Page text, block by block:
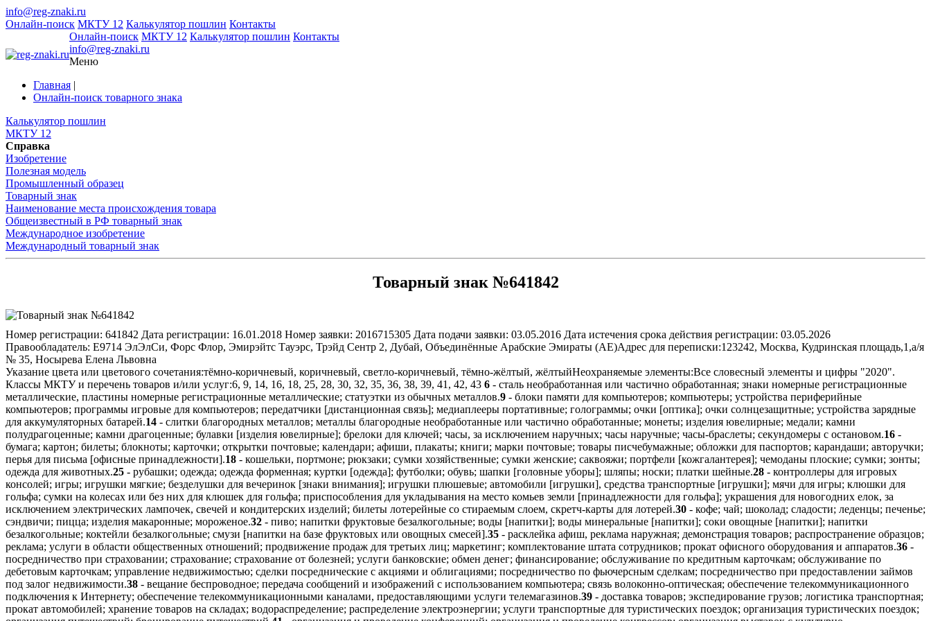
info@reg-znaki.ru
Онлайн-поиск МКТУ 12 Калькулятор пошлин Контакты
Онлайн-поиск МКТУ 12 Калькулятор пошлин Контакты
info@reg-znaki.ru
Меню
Главная |
Онлайн-поиск товарного знака
Калькулятор пошлин
МКТУ 12
Справка
Изобретение
Полезная модель
Промышленный образец
Товарный знак
Наименование места происхождения товара
Общеизвестный в РФ товарный знак
Международное изобретение
Международный товарный знак
Товарный знак №641842
Номер регистрации: 641842 Дата регистрации: 16.01.2018 Номер заявки: 2016715305 Дата подачи заявки: 03.05.2016 Дата истечения срока действия регистрации: 03.05.2026
Правообладатель: Е9714 ЭлЭлСи, Форс Флор, Эмирэйтс Тауэрс, Трэйд Сентр 2, Дубай, Объединённые Арабские Эмираты (AE)Адрес для переписки:123242, Москва, Кудринская площадь,1,а/я
№ 35, Носырева Елена Львовна
Указание цвета или цветового сочетания:тёмно-коричневый, коричневый, светло-коричневый, тёмно-жёлтый, жёлтыйНеохраняемые элементы:Все словесный элементы и цифры "2020".
Классы МКТУ и перечень товаров и/или услуг:6, 9, 14, 16, 18, 25, 28, 30, 32, 35, 36, 38, 39, 41, 42, 43 6 - сталь необработанная или частично обработанная; знаки номерные регистрационные
металлические, пластины номерные регистрационные металлические; статуэтки из обычных металлов.9 - блоки памяти для компьютеров; компьютеры; устройства периферийные
компьютеров; программы игровые для компьютеров; передатчики [дистанционная связь]; медиаплееры портативные; голограммы; очки [оптика]; очки солнцезащитные; устройства зарядные
для аккумуляторных батарей.14 - слитки благородных металлов; металлы благородные необработанные или частично обработанные; монеты; изделия ювелирные; медали; камни
полудрагоценные; камни драгоценные; булавки [изделия ювелирные]; брелоки для ключей; часы, за исключением наручных; часы наручные; часы-браслеты; секундомеры с остановом.16 -
бумага; картон; билеты; блокноты; карточки; открытки почтовые; календари; афиши, плакаты; книги; марки почтовые; товары писчебумажные; обложки для паспортов; карандаши; авторучки;
перья для письма [офисные принадлежности].18 - кошельки, портмоне; рюкзаки; сумки хозяйственные; сумки женские; саквояжи; портфели [кожгалантерея]; чемоданы плоские; сумки; зонты;
одежда для животных.25 - рубашки; одежда; одежда форменная; куртки [одежда]; футболки; обувь; шапки [головные уборы]; шляпы; носки; платки шейные.28 - контроллеры для игровых
консолей; игры; игрушки мягкие; безделушки для вечеринок [знаки внимания]; игрушки плюшевые; автомобили [игрушки], средства транспортные [игрушки]; мячи для игры; клюшки для
гольфа; сумки на колесах или без них для клюшек для гольфа; приспособления для укладывания на место комьев земли [принадлежности для гольфа]; украшения для новогодних елок, за
исключением электрических лампочек, свечей и кондитерских изделий; билеты лотерейные со стираемым слоем, скретч-карты для лотерей.30 - кофе; чай; шоколад; сладости; леденцы; печенье;
сэндвичи; пицца; изделия макаронные; мороженое.32 - пиво; напитки фруктовые безалкогольные; воды [напитки]; воды минеральные [напитки]; соки овощные [напитки]; напитки
безалкогольные; коктейли безалкогольные; смузи [напитки на базе фруктовых или овощных смесей].35 - расклейка афиш, реклама наружная; демонстрация товаров; распространение образцов;
реклама; услуги в области общественных отношений; продвижение продаж для третьих лиц; маркетинг; комплектование штата сотрудников; прокат офисного оборудования и аппаратов.36 -
посредничество при страховании; страхование; страхование от болезней; услуги банковские; обмен денег; финансирование; обслуживание по кредитным карточкам; обслуживание по
дебетовым карточкам; управление недвижимостью; сделки посреднические с акциями и облигациями; посредничество по фьючерсным сделкам; посредничество при предоставлении займов
под залог недвижимости.38 - вещание беспроводное; передача сообщений и изображений с использованием компьютера; связь волоконно-оптическая; обеспечение телекоммуникационного
подключения к Интернету; обеспечение телекоммуникационными каналами, предоставляющими услуги телемагазинов.39 - доставка товаров; экспедирование грузов; логистика транспортная;
прокат автомобилей; хранение товаров на складах; водораспределение; распределение электроэнергии; услуги транспортные для туристических поездок; организация туристических поездок;